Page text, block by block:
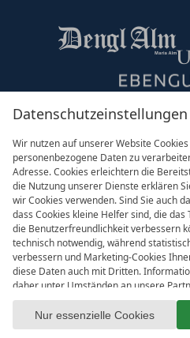
Datenschutzeinstellungen
Wir nutzen auf unserer Website
personenbezogene Daten zu
Adresse. Cookies erleichtern die
die Nutzung unserer Dienste erklären
wir Cookies verwenden. Sind Sie auch
dass Cookies kleine Helfer sind, die
die Benutzerfreundlichkeit verbessern
technisch notwendig, während
verbessern und Marketing-Cookies
diese Daten auch mit Dritten.
daher unter Umständen an unsere
weitergegeben werden. Die
Ihrer Zustimmung oder aufgrund
Sie in den individuellen
Nur essenzielle Cookies
Impressum
AGB
Datenschutzeinstellungen
Datenschutz